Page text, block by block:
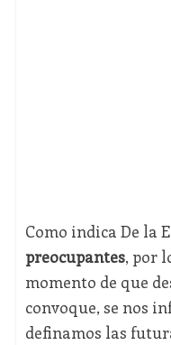
Como indica De la
preocupantes, por
momento de que
convoque, se nos
definamos las